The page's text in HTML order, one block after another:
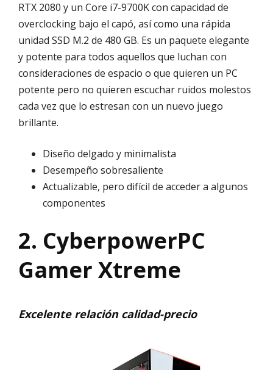
RTX 2080 y un Core i7-9700K con capacidad de
overclocking bajo el capó, así como una rápida
unidad SSD M.2 de 480 GB. Es un paquete elegante
y potente para todos aquellos que luchan con
consideraciones de espacio o que quieren un PC
potente pero no quieren escuchar ruidos molestos
cada vez que lo estresan con un nuevo juego
brillante.
Diseño delgado y minimalista
Desempeño sobresaliente
Actualizable, pero difícil de acceder a algunos
componentes
2. CyberpowerPC
Gamer Xtreme
Excelente relación calidad-precio